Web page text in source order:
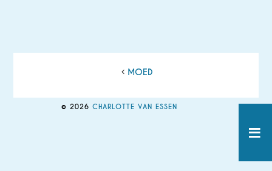
MOED
© 2026 CHARLOTTE VAN ESSEN